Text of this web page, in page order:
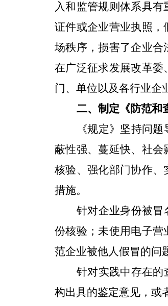
入和监管规则体系具
证件或企业营业执照
场秩序，损害了企业
在广泛征求发展改革
门、单位以及各行业企
二、制定《防范和
《规定》坚持问
蔽性强、蔓延快、社
核验、强化部门协作
措施。
针对企业身份被冒
份核验；未使用电子
范企业被他人假冒的问
针对实践中存在的
构出具的鉴定意见，或